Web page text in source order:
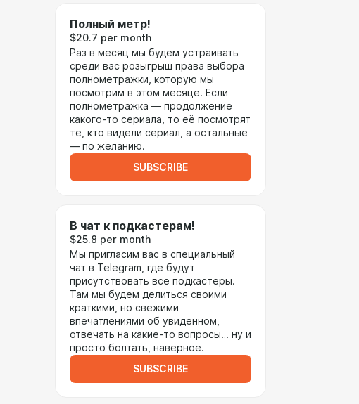
Полный метр!
$20.7 per month
Раз в месяц мы будем устраивать
среди вас розыгрыш права выбора
полнометражки, которую мы
посмотрим в этом месяце. Если
полнометражка — продолжение
какого-то сериала, то её посмотрят
те, кто видели сериал, а остальные
— по желанию.
SUBSCRIBE
В чат к подкастерам!
$25.8 per month
Мы пригласим вас в специальный
чат в Telegram, где будут
присутствовать все подкастеры.
Там мы будем делиться своими
краткими, но свежими
впечатлениями об увиденном,
отвечать на какие-то вопросы… ну и
просто болтать, наверное.
SUBSCRIBE